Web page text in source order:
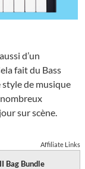
d’un
fait du Bass
de musique
nombreux
sur scène.
Affiliate Links
Bag Bundle